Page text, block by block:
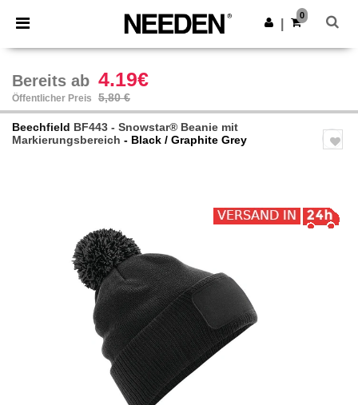
× Needen App
Bessere Preise in der App!
App holen
0
Bereits ab 4.19€
Öffentlicher Preis 5,80 €
Beechfield BF443 - Snowstar® Beanie mit
Markierungsbereich - Black / Graphite Grey